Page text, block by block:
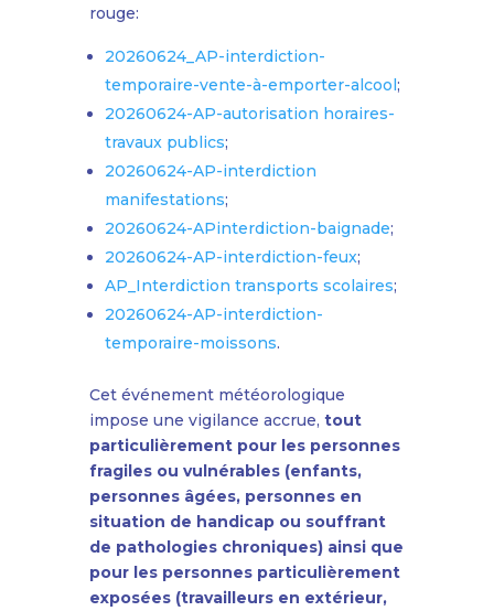
rouge:
20260624_AP-interdiction-
temporaire-vente-à-emporter-alcool ;
20260624-AP-autorisation horaires-
travaux publics;
20260624-AP-interdiction
manifestations;
20260624-APinterdiction-baignade;
20260624-AP-interdiction-feux;
AP_Interdiction transports scolaires;
20260624-AP-interdiction-
temporaire-moissons.
Cet événement météorologique
impose une vigilance accrue, tout
particulièrement pour les personnes
fragiles ou vulnérables (enfants,
personnes âgées, personnes en
situation de handicap ou souffrant
de pathologies chroniques) ainsi que
pour les personnes particulièrement
exposées (travailleurs en extérieur,